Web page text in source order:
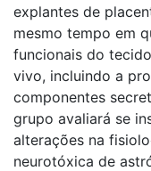
explantes de
mesmo tempo em
funcionais do
vivo, incluindo a
componentes
grupo avaliará se
alterações na
neurotóxica de